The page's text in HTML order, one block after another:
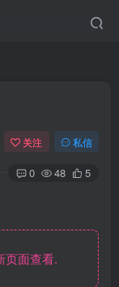
关注 私信
0 48 5
面查看.